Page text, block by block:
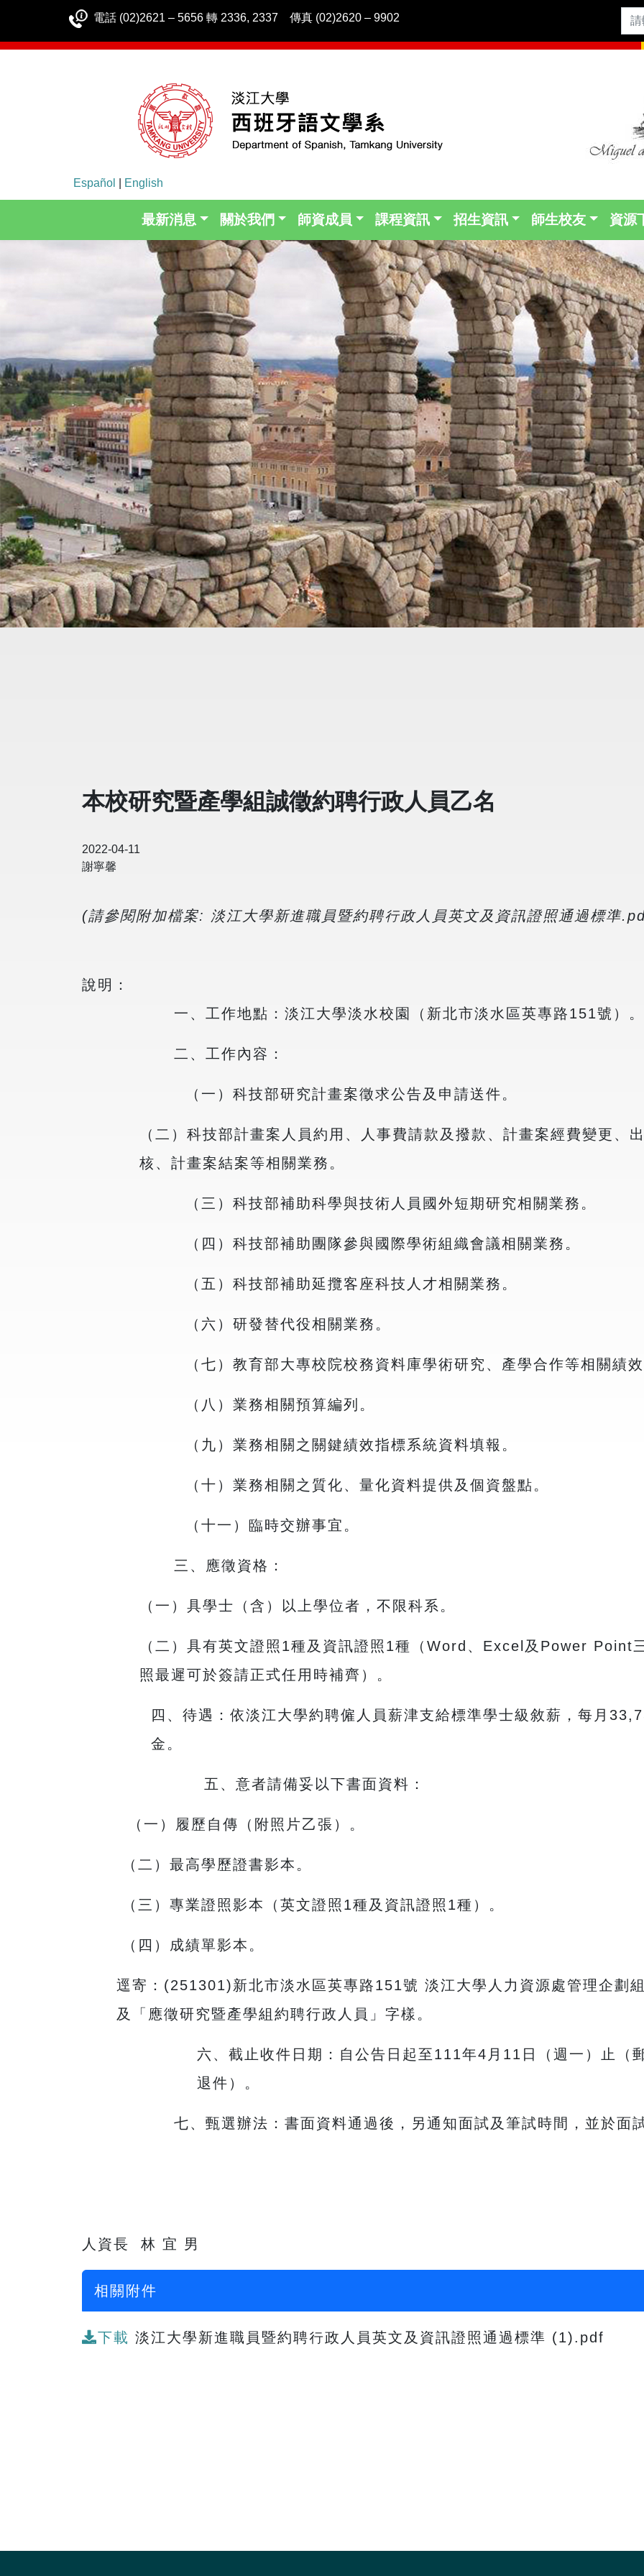
電話 (02)2621 – 5656 轉 2336, 2337 傳真 (02)2620 – 9902
Español English
最新消息 關於我們 師資成員 課程資訊 招生資訊 師生校友 資源
本校研究暨產學組誠徵約聘行政人員乙名
2022-04-11
謝寧馨
(請參閱附加檔案: 淡江大學新進職員暨約聘行政人員英文及資訊證照通過標準
說明：
一、工作地點：淡江大學淡水校園（新北市淡水區英專路151號）。
二、工作內容：
（一）科技部研究計畫案徵求公告及申請送件。
（二）科技部計畫案人員約用、人事費請款及撥款、計畫案經費變更、
核、計畫案結案等相關業務。
（三）科技部補助科學與技術人員國外短期研究相關業務。
（四）科技部補助團隊參與國際學術組織會議相關業務。
（五）科技部補助延攬客座科技人才相關業務。
（六）研發替代役相關業務。
（七）教育部大專校院校務資料庫學術研究、產學合作等相關績
（八）業務相關預算編列。
（九）業務相關之關鍵績效指標系統資料填報。
（十）業務相關之質化、量化資料提供及個資盤點。
（十一）臨時交辦事宜。
三、應徵資格：
（一）具學士（含）以上學位者，不限科系。
（二）具有英文證照1種及資訊證照1種（Word、Excel及Power Point
照最遲可於簽請正式任用時補齊）。
四、待遇：依淡江大學約聘僱人員薪津支給標準學士級敘薪，每月
金。
五、意者請備妥以下書面資料：
（一）履歷自傳（附照片乙張）。
（二）最高學歷證書影本。
（三）專業證照影本（英文證照1種及資訊證照1種）。
（四）成績單影本。
逕寄：(251301)新北市淡水區英專路151號 淡江大學人力資源處管理企劃
及「應徵研究暨產學組約聘行政人員」字樣。
六、截止收件日期：自公告日起至111年4月11日（週一）止（
退件）。
七、甄選辦法：書面資料通過後，另通知面試及筆試時間，並於面
人資長 林 宜 男
相關附件
下載 淡江大學新進職員暨約聘行政人員英文及資訊證照通過標準 (1).pdf